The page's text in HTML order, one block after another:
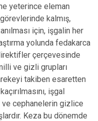
yeterince eleman
kalmış,
için, işgalin her
yolunda fedakarca
çerçevesinde
ve gizli grupları
takiben esaretten
işgal
ve cephanelerin gizlice
Keza bu dönemde